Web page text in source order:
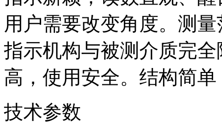
用户需要改变角度。测
指示机构与被测介质完
高，使用安全。结构简
技术参数